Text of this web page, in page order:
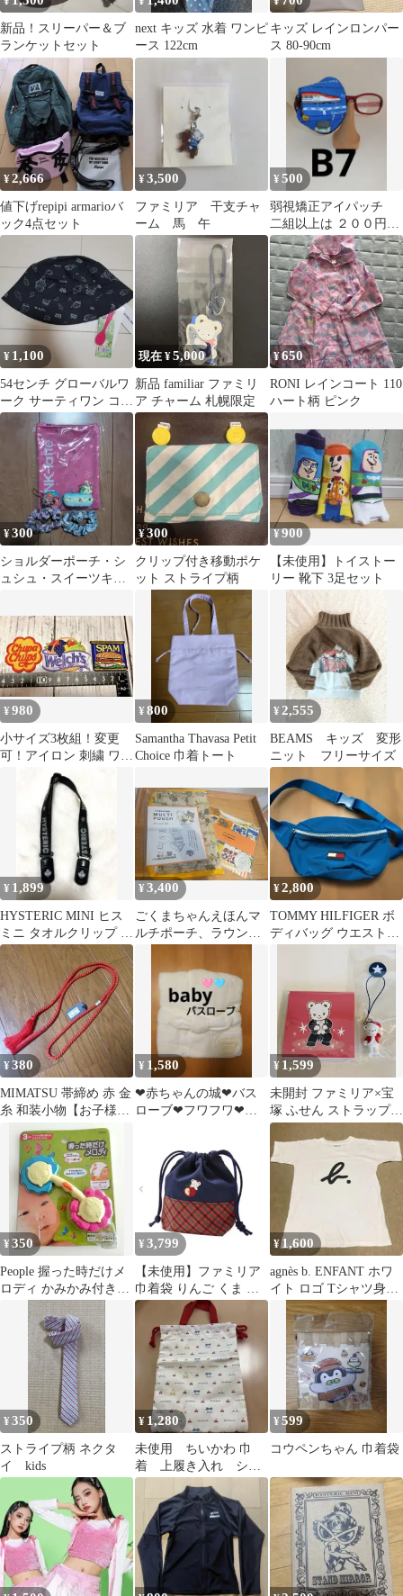
新品！スリーパー＆ブ
ランケットセット
next キッズ 水着 ワンピ
ース 122cm
キッズ レインロンパー
ス 80-90cm
¥2,666
値下げrepipi armarioバ
ック4点セット
¥3,500
ファミリア 干支チャ
ーム 馬 午
¥500
弱視矯正アイパッチ
二組以上は ２００円引
きなります。
¥ 1,100
54センチ グローバルワ
ーク サーティワン コラ
ボ ハット 帽子
現在 ¥5,000
新品 familiar ファミリ
ア チャーム 札幌限定
¥650
RONI レインコート 110
ハート柄 ピンク
¥300
ショルダーポーチ・シ
ュシュ・スイーツキー
¥300
クリップ付き移動ポケ
ット ストライプ柄
¥900
【未使用】トイストー
リー 靴下 3足セット
¥980
小サイズ3枚組！変更
可！アイロン 刺繍 ワッ
ペン！食べ物・飲み
物・お菓子
¥800
Samantha Thavasa Petit
Choice 巾着トート
¥ 2,555
BEAMS キッズ 変形
ニット フリーサイズ
¥ 1,899
HYSTERIC MINI ヒス
ミニ タオルクリップ 新
品
¥3,400
ごくまちゃんえほんマ
ルチポーチ、ラウンド
¥2,800
TOMMY HILFIGER ボ
ディバッグ ウエストポ
¥380
MIMATSU 帯締め 赤 金
糸 和装小物【お子様
用】
¥ 1,580
❤赤ちゃんの城❤バス
ローブ❤フワフワ❤未
¥ 1,599
未開封 ファミリア×宝
塚 ふせん ストラップ
花組 ファミちゃん
¥350
People 握った時だけメ
ロディ かみかみ付き
TB033
¥ 3,799
【未使用】ファミリア
巾着袋 りんご くま ネ
イビー チェック
¥1,600
agnès b. ENFANT ホワ
イト ロゴ Tシャツ身幅
43 丈56㌢
¥350
ストライプ柄 ネクタ
イ kids
¥ 1,280
未使用 ちいかわ 巾
着 上履き入れ シュ
ーズ入れ
¥599
コウペンちゃん 巾着袋